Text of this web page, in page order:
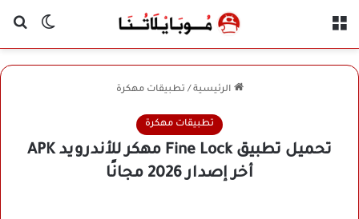
الوضع
الرئيسية / تطبيقات مهكرة
تطبيقات مهكرة
تحميل تطبيق Fine Lock مهكر للأندرويد APK
أخر إصدار 2026 مجانًا